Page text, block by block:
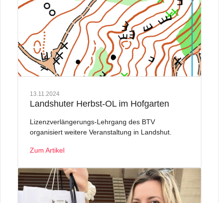
13.11.2024
Landshuter Herbst-OL im Hofgarten
Lizenzverlängerungs-Lehrgang des BTV
organisiert weitere Veranstaltung in Landshut.
Zum Artikel